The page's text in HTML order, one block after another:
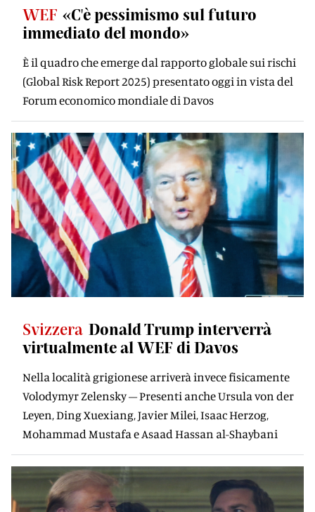
WEF «C'è pessimismo sul futuro
immediato del mondo»
È il quadro che emerge dal rapporto globale sui rischi
(Global Risk Report 2025) presentato oggi in vista del
Forum economico mondiale di Davos
Svizzera Donald Trump interverrà
virtualmente al WEF di Davos
Nella località grigionese arriverà invece fisicamente
Volodymyr Zelensky – Presenti anche Ursula von der
Leyen, Ding Xuexiang, Javier Milei, Isaac Herzog,
Mohammad Mustafa e Asaad Hassan al-Shaybani